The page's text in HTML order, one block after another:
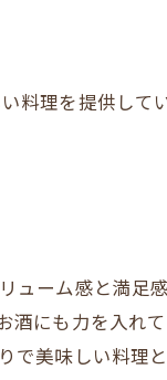
料理を提供して
ューム感と満足
にも力を入れ
で美味しい料理